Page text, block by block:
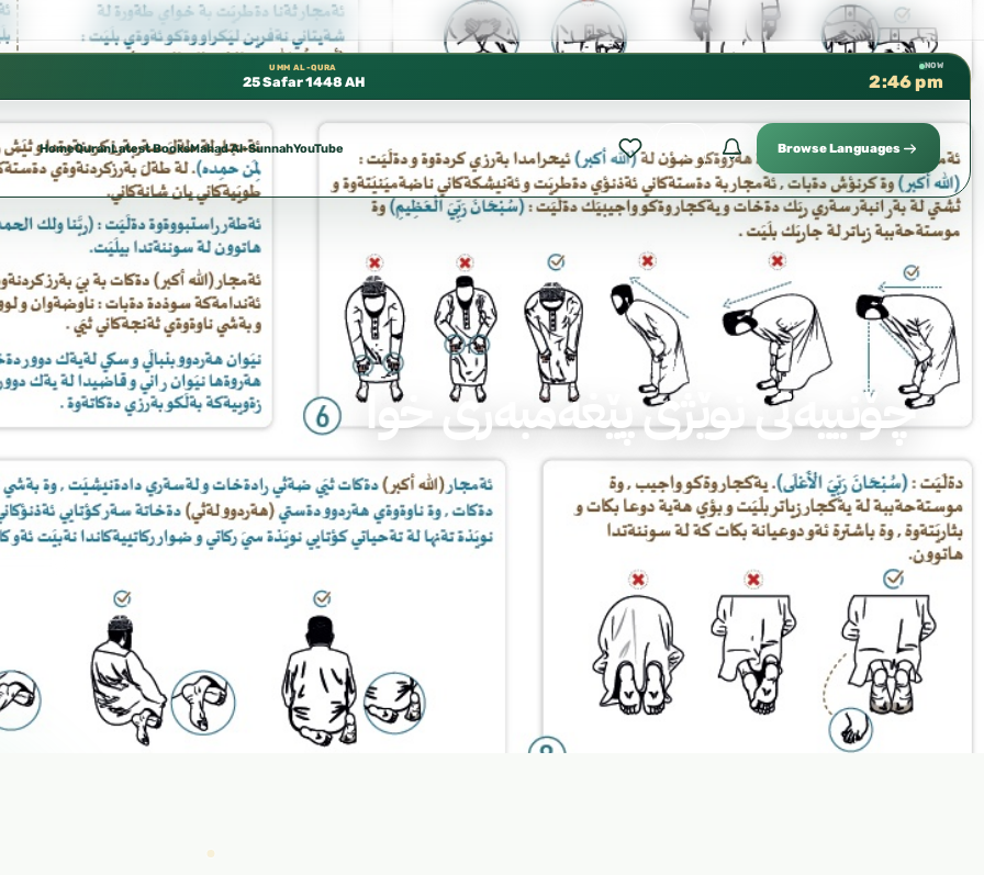
كتب الشيخ هيثم سرحان حفظه الله متوفرة مجانًا في المسجد النبوي، 📍 باب ٣٧ (باب مكة) – الطابق الثالث 📍 إدارة الشؤون العلمية بالحسبة 📚 متوفرة بجميع اللغات
UMM AL-QURA
25 Safar 1448 AH
NOW
2:46 pm
HomeQuranLatest BooksMahad Al-SunnahYouTube Browse Languages
چۆنییەتی نوێژی پێغەمبەری خوا